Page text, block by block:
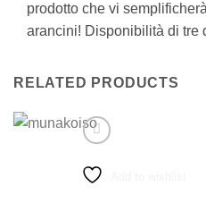
prodotto che vi
arancini! Disponibilità di tre
RELATED PRODUCTS